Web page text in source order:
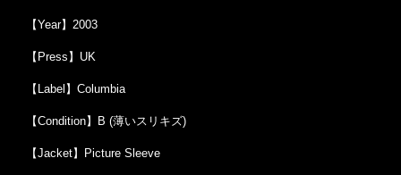
【Year】2003
【Press】UK
【Label】Columbia
【Condition】B (薄いスリキズ)
【Jacket】Picture Sleeve